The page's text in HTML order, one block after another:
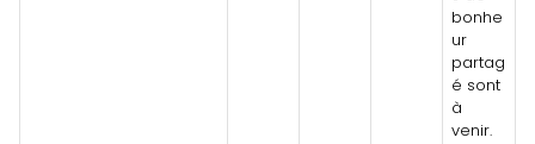
bonhe
ur
partag
é sont
à
venir.